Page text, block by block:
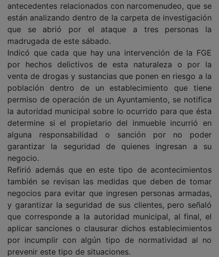
antecedentes relacionados con narcomenudeo, que se
están analizando dentro de la carpeta de investigación
que se abrió por el ataque a tres personas la
madrugada de este sábado.
Indicó que cada que hay una intervención de la FGE
por hechos delictivos de esta naturaleza o por la
venta de drogas y sustancias que ponen en riesgo a la
población dentro de un establecimiento que tiene
permiso de operación de un Ayuntamiento, se notifica
la autoridad municipal sobre lo ocurrido para que ésta
determine si el propietario del inmueble incurrió en
alguna responsabilidad o sanción por no poder
garantizar la seguridad de quienes ingresan a su
negocio.
Refirió además que en este tipo de acontecimientos
también se revisan las medidas que deben de tomar
negocios para evitar que ingresen personas armadas,
y garantizar la seguridad de sus clientes, pero señaló
que corresponde a la autoridad municipal, al final, el
aplicar sanciones o clausurar dichos establecimientos
por incumplir con algún tipo de normatividad al no
prevenir este tipo de situaciones.